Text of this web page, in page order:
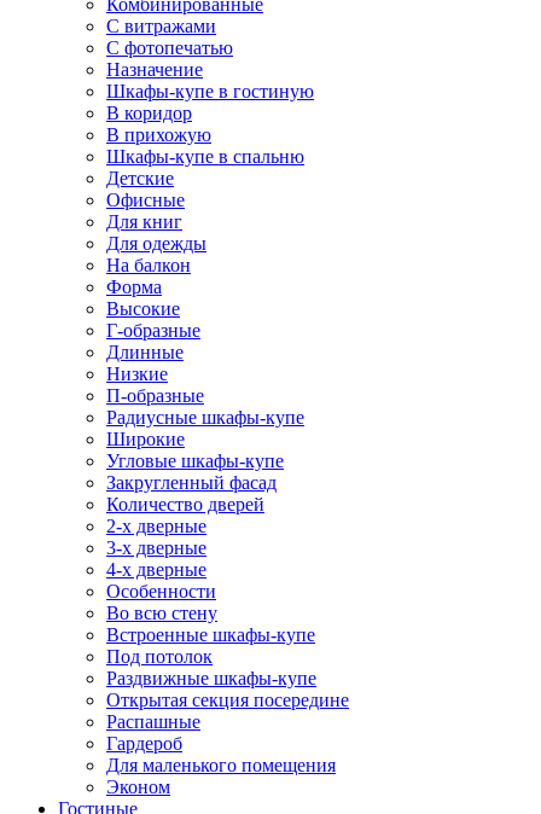
Комбинированные
С витражами
С фотопечатью
Назначение
Шкафы-купе в гостиную
В коридор
В прихожую
Шкафы-купе в спальню
Детские
Офисные
Для книг
Для одежды
На балкон
Форма
Высокие
Г-образные
Длинные
Низкие
П-образные
Радиусные шкафы-купе
Широкие
Угловые шкафы-купе
Закругленный фасад
Количество дверей
2-х дверные
3-х дверные
4-х дверные
Особенности
Во всю стену
Встроенные шкафы-купе
Под потолок
Раздвижные шкафы-купе
Открытая секция посередине
Распашные
Гардероб
Для маленького помещения
Эконом
Гостиные